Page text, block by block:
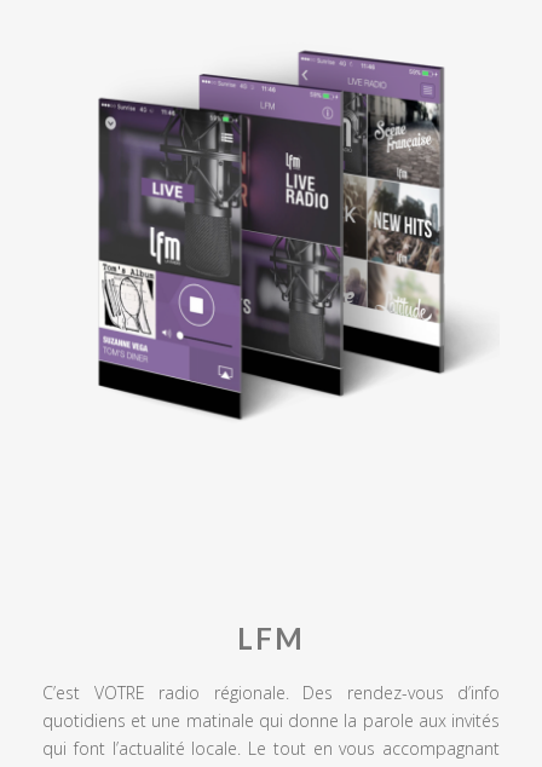
LFM
C’est VOTRE radio régionale. Des rendez-vous d’info
quotidiens et une matinale qui donne la parole aux invités
qui font l’actualité locale. Le tout en vous accompagnant